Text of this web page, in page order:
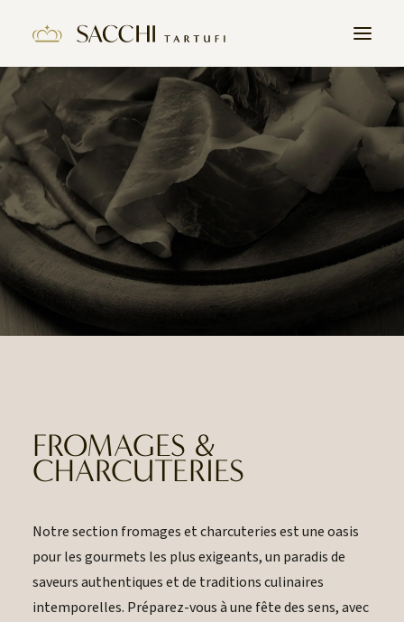
HOME
L’HISTOIRE
PRODUITS
LA TRUFFE
CONTACT
REJOIGNEZ NOUS
FROMAGES &
CHARCUTERIES
Notre section fromages et charcuteries est une oasis
pour les gourmets les plus exigeants, un paradis de
saveurs authentiques et de traditions culinaires
intemporelles. Préparez-vous à une fête des sens, avec